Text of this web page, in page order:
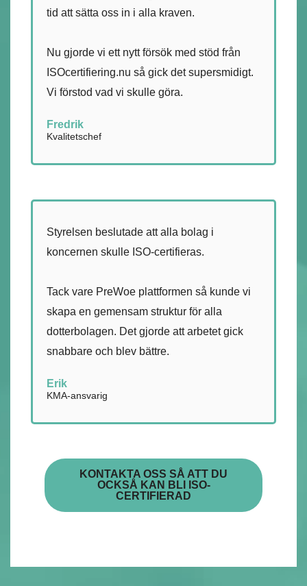
tid att sätta oss in i alla kraven.
Nu gjorde vi ett nytt försök med stöd från
ISOcertifiering.nu så gick det supersmidigt.
Vi förstod vad vi skulle göra.
Fredrik
Kvalitetschef
Styrelsen beslutade att alla bolag i
koncernen skulle ISO-certifieras.
Tack vare PreWoe plattformen så kunde vi
skapa en gemensam struktur för alla
dotterbolagen. Det gjorde att arbetet gick
snabbare och blev bättre.
Erik
KMA-ansvarig
KONTAKTA OSS SÅ ATT DU
OCKSÅ KAN BLI ISO-
CERTIFIERAD